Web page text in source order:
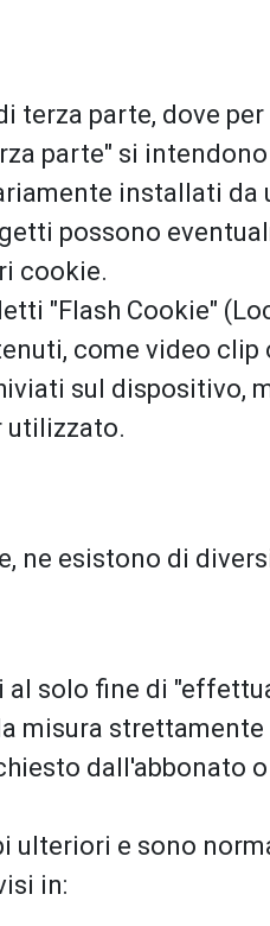
terza parte, dove
parte" si
installati
possono
cookie.
"Flash Cookie"
come video
sul
utilizzato.
ne esistono di
solo fine di
misura
dall'abbonato
ulteriori e sono
in: